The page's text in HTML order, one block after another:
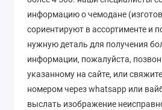
информацию о чемодане
сориентируют в ассортименте и
нужную деталь для получения
информации, пожалуйста,
указанному на сайте, или
номером через whatsapp или
выслать изображение